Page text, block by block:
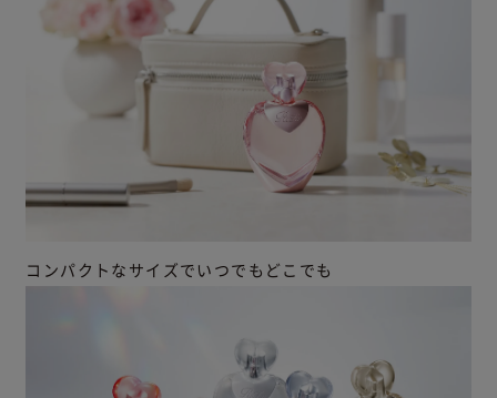
コンパクトなサイズでいつでもどこでも